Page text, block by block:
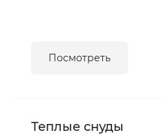
Посмотреть
Теплые снуды